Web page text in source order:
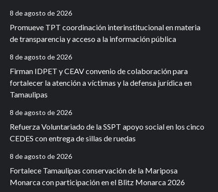
8 de agosto de 2026
Promueve TPT coordinación interinstitucional en materia
de transparencia y acceso a la información pública
8 de agosto de 2026
Firman IDPET y CEAV convenio de colaboración para
fortalecer la atención a víctimas y la defensa jurídica en
Tamaulipas
8 de agosto de 2026
Refuerza Voluntariado de la SSPT apoyo social en los cinco
CEDES con entrega de sillas de ruedas
8 de agosto de 2026
Fortalece Tamaulipas conservación de la Mariposa
Monarca con participación en el Blitz Monarca 2026